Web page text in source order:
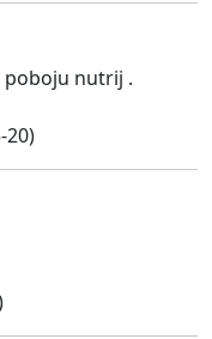
nutrij .
20)